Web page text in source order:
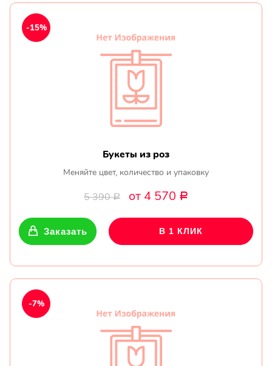
Букеты из роз
Меняйте цвет, количество и упаковку
5 390Р от 4 570 Р
-15%
Заказать В 1 КЛИК
-7%